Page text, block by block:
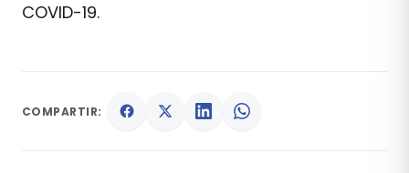
COVID-19.
COMPARTIR: